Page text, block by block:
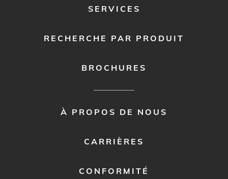
SERVICES
RECHERCHE PAR PRODUIT
BROCHURES
À PROPOS DE NOUS
CARRIÈRES
CONFORMITÉ